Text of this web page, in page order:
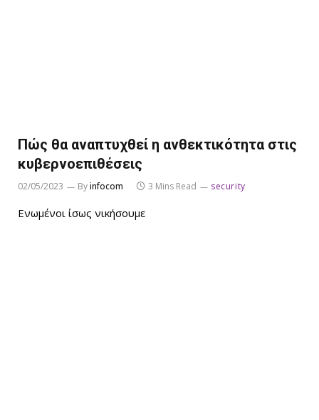
Πώς θα αναπτυχθεί η ανθεκτικότητα στις
κυβερνοεπιθέσεις
02/05/2023 Byinfocom 3 Mins Read security
Ενωμένοι ίσως νικήσουμε